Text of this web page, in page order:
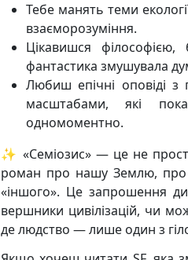
Тебе манять теми
взаєморозуміння.
Цікавишся
фантастика змушувала
Любиш епічні оповіді
масштабами, які
одномоментно.
✨ «Семіозис» — це не
роман про нашу Землю, про
«іншого». Це запрошення
вершники цивілізацій, чи
де людство — лише один з